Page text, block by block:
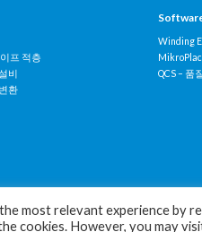
프 적층
비
환
Winding
QCS – 품
most relevant experience by
cookies. However, you may